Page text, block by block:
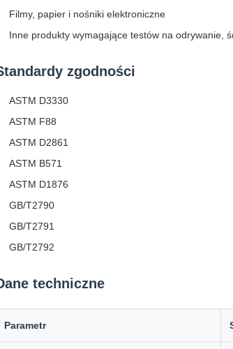
Filmy, papier i nośniki elektroniczne
Inne produkty wymagające testów na odrywanie,
zgodności
ASTM D3330
ASTM F88
ASTM D2861
ASTM B571
ASTM D1876
GB/T2790
GB/T2791
GB/T2792
techniczne
Parametr